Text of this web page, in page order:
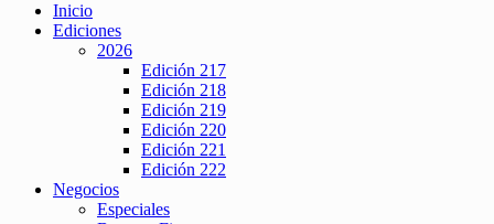
Inicio
Ediciones
2026
Edición 217
Edición 218
Edición 219
Edición 220
Edición 221
Edición 222
Negocios
Especiales